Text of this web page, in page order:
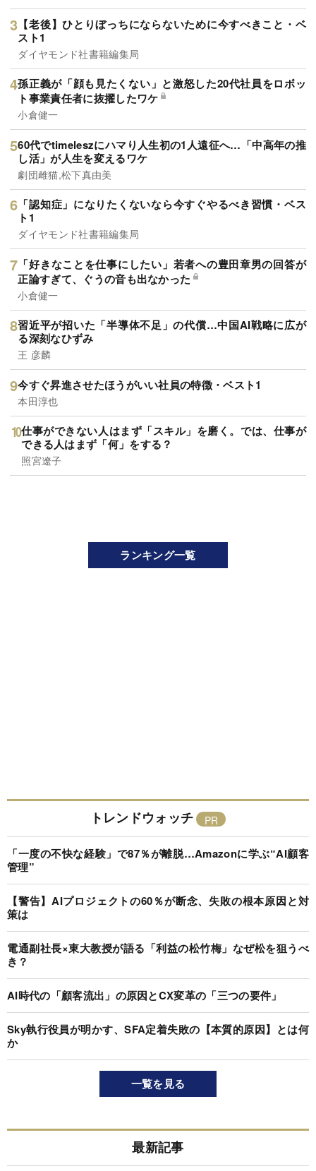
【老後】ひとりぼっちにならないために今すべきこと・ベ
スト1
ダイヤモンド社書籍編集局
孫正義が「顔も見たくない」と激怒した20代社員をロボッ
ト事業責任者に抜擢したワケ
小倉健一
60代でtimeleszにハマり人生初の1人遠征へ…「中高年の推
し活」が人生を変えるワケ
劇団雌猫,松下真由美
「認知症」になりたくないなら今すぐやるべき習慣・ベス
ト1
ダイヤモンド社書籍編集局
「好きなことを仕事にしたい」若者への豊田章男の回答が
正論すぎて、ぐうの音も出なかった
小倉健一
習近平が招いた「半導体不足」の代償…中国AI戦略に広が
る深刻なひずみ
王 彦麟
今すぐ昇進させたほうがいい社員の特徴・ベスト1
本田淳也
仕事ができない人はまず「スキル」を磨く。では、仕事が
できる人はまず「何」をする？
照宮遼子
ランキング一覧
トレンドウォッチ
「一度の不快な経験」で87％が離脱…Amazonに学ぶ“AI顧客
管理”
【警告】AIプロジェクトの60％が断念、失敗の根本原因と対
策は
電通副社長×東大教授が語る「利益の松竹梅」なぜ松を狙うべ
き？
AI時代の「顧客流出」の原因とCX変革の「三つの要件」
Sky執行役員が明かす、SFA定着失敗の【本質的原因】とは何
か
一覧を見る
最新記事